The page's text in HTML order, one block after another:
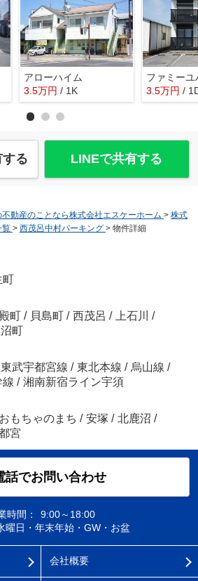
アローハイム
3.5万円 / 1K 3.5万円 /
する LINEで共有する
動産のことなら株式会社エスケーホーム > 株式
覧 > 西茂呂中村パーキング > 物件詳細
町
殿町 / 貝島町 / 西茂呂 / 上石川 /
町
東武宇都宮線 / 東北本線 / 烏山線 /
線 / 湘南新宿ライン宇須
おもちゃのまち / 安塚 / 北鹿沼 /
宮
話でお問い合わせ
時間：
9:00～18:00
曜日・年末年始・GW・お盆
会社概要